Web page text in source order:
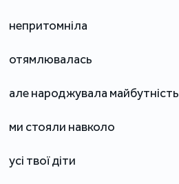
непритомніла
отямлювалась
але народжувала майбутність
ми стояли навколо
усі твої діти